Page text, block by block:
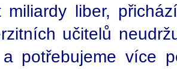
miliardy liber,
učitelů
potřebujeme více